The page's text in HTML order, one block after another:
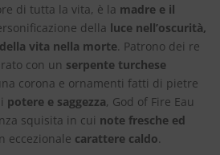
di tutta la vita, è la madre e il
della luce nell’oscurità,
vita nella morte. Patrono dei re
con un serpente turchese
corona e ornamenti fatti di pietre
potere e saggezza, God of Fire Eau
squisita in cui note fresche ed
eccezionale carattere caldo.